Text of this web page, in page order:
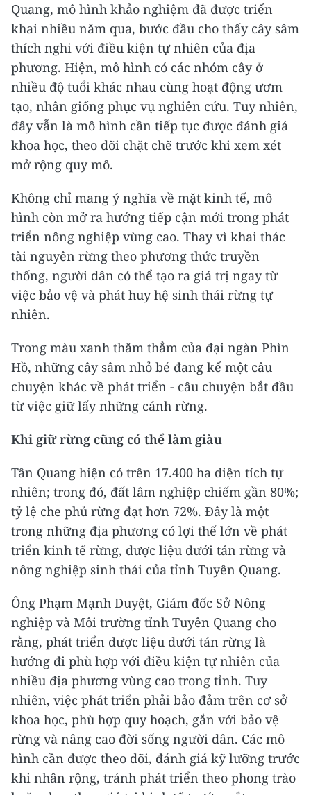
Quang, mô hình khảo nghiệm đã được triển
khai nhiều năm qua, bước đầu cho thấy cây sâm
thích nghi với điều kiện tự nhiên của địa
phương. Hiện, mô hình có các nhóm cây ở
nhiều độ tuổi khác nhau cùng hoạt động ươm
tạo, nhân giống phục vụ nghiên cứu. Tuy nhiên,
đây vẫn là mô hình cần tiếp tục được đánh giá
khoa học, theo dõi chặt chẽ trước khi xem xét
mở rộng quy mô.
Không chỉ mang ý nghĩa về mặt kinh tế, mô
hình còn mở ra hướng tiếp cận mới trong phát
triển nông nghiệp vùng cao. Thay vì khai thác
tài nguyên rừng theo phương thức truyền
thống, người dân có thể tạo ra giá trị ngay từ
việc bảo vệ và phát huy hệ sinh thái rừng tự
nhiên.
Trong màu xanh thăm thẳm của đại ngàn Phìn
Hồ, những cây sâm nhỏ bé đang kể một câu
chuyện khác về phát triển - câu chuyện bắt đầu
từ việc giữ lấy những cánh rừng.
Khi giữ rừng cũng có thể làm giàu
Tân Quang hiện có trên 17.400 ha diện tích tự
nhiên; trong đó, đất lâm nghiệp chiếm gần 80%;
tỷ lệ che phủ rừng đạt hơn 72%. Đây là một
trong những địa phương có lợi thế lớn về phát
triển kinh tế rừng, dược liệu dưới tán rừng và
nông nghiệp sinh thái của tỉnh Tuyên Quang.
Ông Phạm Mạnh Duyệt, Giám đốc Sở Nông
nghiệp và Môi trường tỉnh Tuyên Quang cho
rằng, phát triển dược liệu dưới tán rừng là
hướng đi phù hợp với điều kiện tự nhiên của
nhiều địa phương vùng cao trong tỉnh. Tuy
nhiên, việc phát triển phải bảo đảm trên cơ sở
khoa học, phù hợp quy hoạch, gắn với bảo vệ
rừng và nâng cao đời sống người dân. Các mô
hình cần được theo dõi, đánh giá kỹ lưỡng trước
khi nhân rộng, tránh phát triển theo phong trào